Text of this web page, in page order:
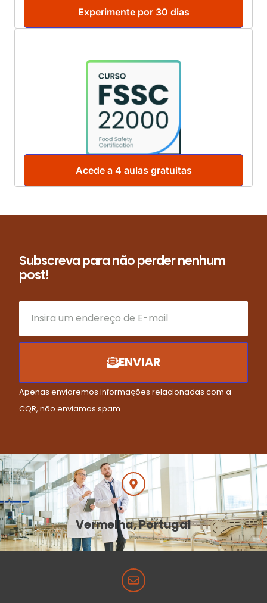
Experimente por 30 dias
Acede a 4 aulas gratuitas
Subscreva para não perder nenhum
post!
ENVIAR
Apenas enviaremos informações relacionadas com a
CQR, não enviamos spam.
Vermelha, Portugal